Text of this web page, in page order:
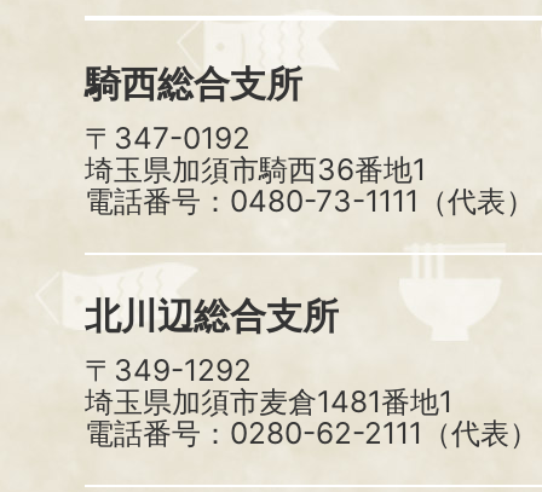
騎西総合支所
〒347-0192
埼玉県加須市騎西36番地1
電話番号：0480-73-1111（代表）
北川辺総合支所
〒349-1292
埼玉県加須市麦倉1481番地1
電話番号：0280-62-2111（代表）